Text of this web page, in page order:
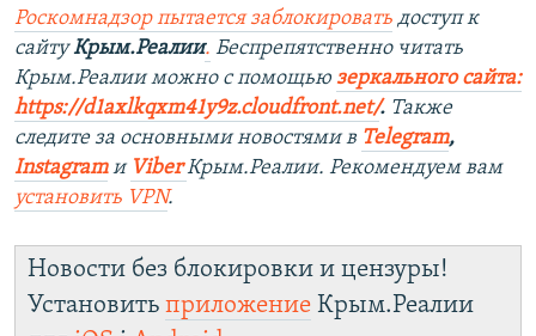
Роскомнадзор пытается заблокировать доступ к
сайтуКрым.Реалии. Беспрепятственно читать
Крым.Реалии можно с помощью зеркального сайта:
https://d1axlkqxm41y9z.cloudfront.net/. ​ Также
следите за основными новостями в Telegram,
Instagram и ViberКрым.Реалии. Рекомендуем вам
установить VPN.
Новости без блокировки и цензуры!
Установить приложение Крым.Реалии